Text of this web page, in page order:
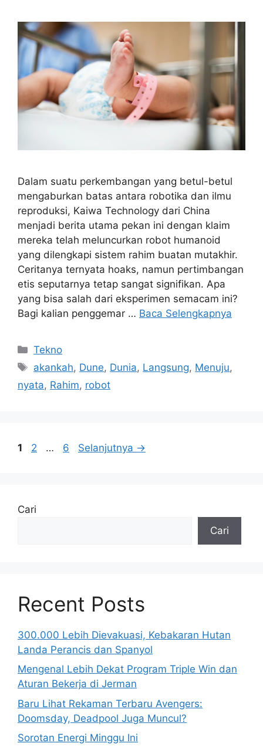
Dalam suatu perkembangan yang betul-betul
mengaburkan batas antara robotika dan ilmu
reproduksi, Kaiwa Technology dari China
menjadi berita utama pekan ini dengan klaim
mereka telah meluncurkan robot humanoid
yang dilengkapi sistem rahim buatan mutakhir.
Ceritanya ternyata hoaks, namun pertimbangan
etis seputarnya tetap sangat signifikan. Apa
yang bisa salah dari eksperimen semacam ini?
Bagi kalian penggemar … Baca Selengkapnya
Kategori
Tekno
Tag
akankah, Dune, Dunia, Langsung, Menuju,
nyata, Rahim, robot
Halaman
1 Halaman
2 … Halaman
6 Selanjutnya →
Cari
Cari
Recent Posts
300.000 Lebih Dievakuasi, Kebakaran Hutan
Landa Perancis dan Spanyol
Mengenal Lebih Dekat Program Triple Win dan
Aturan Bekerja di Jerman
Baru Lihat Rekaman Terbaru Avengers:
Doomsday, Deadpool Juga Muncul?
Sorotan Energi Minggu Ini